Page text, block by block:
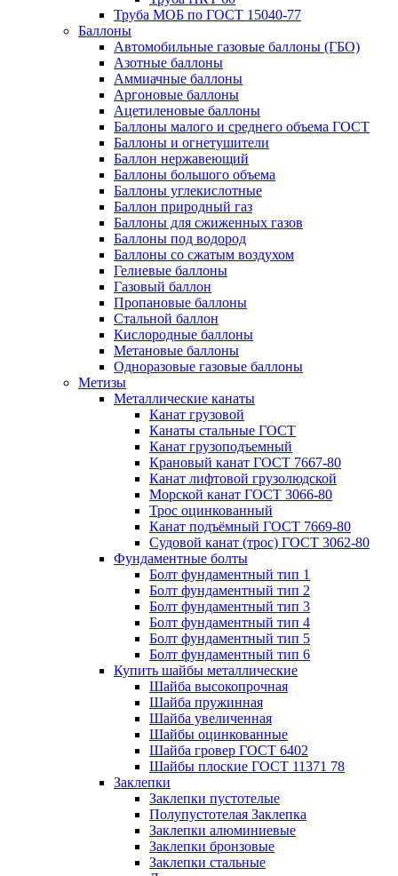
Труба МОБ по ГОСТ 15040-77
Баллоны
Автомобильные газовые баллоны (ГБО)
Азотные баллоны
Аммиачные баллоны
Аргоновые баллоны
Ацетиленовые баллоны
Баллоны малого и среднего объема ГОСТ
Баллоны и огнетушители
Баллон нержавеющий
Баллоны большого объема
Баллоны углекислотные
Баллон природный газ
Баллоны для сжиженных газов
Баллоны под водород
Баллоны со сжатым воздухом
Гелиевые баллоны
Газовый баллон
Пропановые баллоны
Стальной баллон
Кислородные баллоны
Метановые баллоны
Одноразовые газовые баллоны
Метизы
Металлические канаты
Канат грузовой
Канаты стальные ГОСТ
Канат грузоподъемный
Крановый канат ГОСТ 7667-80
Канат лифтовой грузолюдской
Морской канат ГОСТ 3066-80
Трос оцинкованный
Канат подъёмный ГОСТ 7669-80
Судовой канат (трос) ГОСТ 3062-80
Фундаментные болты
Болт фундаментный тип 1
Болт фундаментный тип 2
Болт фундаментный тип 3
Болт фундаментный тип 4
Болт фундаментный тип 5
Болт фундаментный тип 6
Купить шайбы металлические
Шайба высокопрочная
Шайба пружинная
Шайба увеличенная
Шайбы оцинкованные
Шайба гровер ГОСТ 6402
Шайбы плоские ГОСТ 11371 78
Заклепки
Заклепки пустотелые
Полупустотелая Заклепка
Заклепки алюминиевые
Заклепки бронзовые
Заклепки стальные